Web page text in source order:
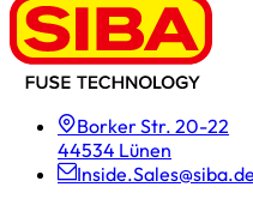
Borker Str. 20-22
44534 Lünen
Inside.Sales@siba.de